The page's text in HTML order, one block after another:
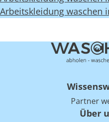
Arbeitskleidung waschen
Partner
Über